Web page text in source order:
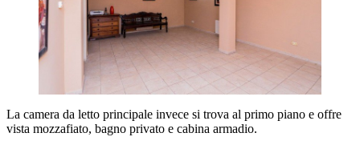
La camera da letto principale invece si trova al primo piano e offre
vista mozzafiato, bagno privato e cabina armadio.